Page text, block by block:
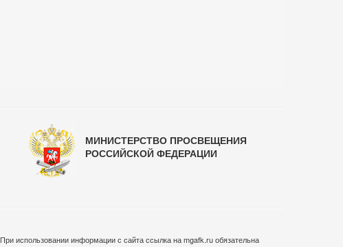
МИНИСТЕРСТВО ПРОСВЕЩЕНИЯ
РОССИЙСКОЙ ФЕДЕРАЦИИ
При использовании информации с сайта ссылка на mgafk.ru обязательна